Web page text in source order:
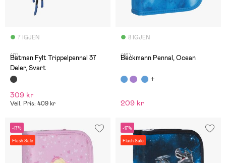
7 IGJEN
(0)
Batman Fylt Trippelpennal 37
Deler, Svart
309 kr
Veil. Pris: 409 kr
8 IGJEN
(16)
Beckmann Pennal, Ocean
209 kr
-17%
Flash Sale
-17%
Flash Sale